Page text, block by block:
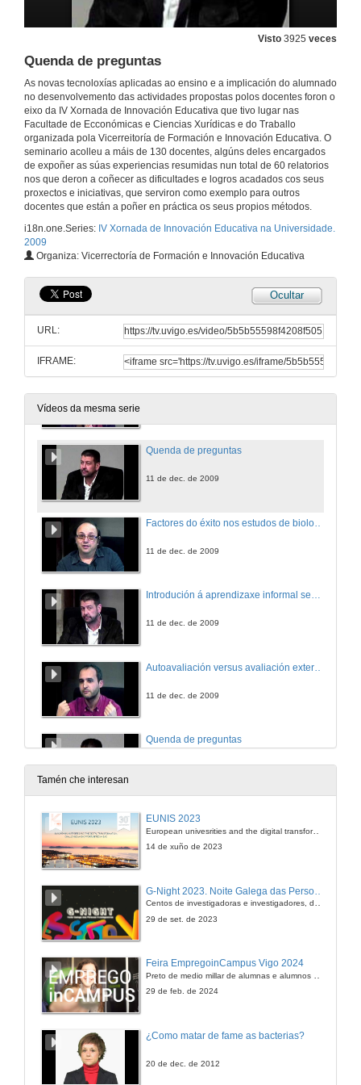
Visto 3925 veces
Quenda de preguntas
As novas tecnoloxías aplicadas ao ensino e a implicación do alumnado
no desenvolvemento das actividades propostas polos docentes foron o
eixo da IV Xornada de Innovación Educativa que tivo lugar nas
Facultade de Ecconómicas e Ciencias Xurídicas e do Traballo
organizada pola Vicerreitoría de Formación e Innovación Educativa. O
seminario acolleu a máis de 130 docentes, algúns deles encargados
de expoñer as súas experiencias resumidas nun total de 60 relatorios
nos que deron a coñecer as dificultades e logros acadados cos seus
proxectos e iniciativas, que serviron como exemplo para outros
docentes que están a poñer en práctica os seus propios métodos.
i18n.one.Series: IV Xornada de Innovación Educativa na Universidade.
2009
Organiza: Vicerrectoría de Formación e Innovación Educativa
Ocultar
URL:
IFRAME:
Vídeos da mesma serie
Un exercicio de sistematización de erros e corrección de traballos do alumnado: Markin v4.
Materias multidisciplinares no EEES.
11 de dec. de 2009
Uso didáctico das actividades manipulativas: aprendizaxe do profesorado universitario.
11 de dec. de 2009
Flexibilidade metodolóxica en materias de libre elección; motivacións no alumno, matrícula necesaria e incorporación de coñecementos ao currículo.
Experiencias en ADE, Telecomunicacións, Industriais e Ciencias do Mar.
11 de dec. de 2009
Unha experiencia de análise do significado e aplicación de competencias científicas.
Quenda de preguntas
11 de dec. de 2009
11 de dec. de 2009
Introdución á aprendizaxe informal semidirixido.
11 de dec. de 2009
11 de dec. de 2009
Quenda de preguntas
11 de dec. de 2009
Tamén che interesan
EUNIS 2023
European univesrities and the digital transformation: challenges and opportunities ahead
14 de xuño de 2023
Centos de investigadoras e investigadores, decenas de actividades e sete cidades
29 de set. de 2023
Feira EmpregoinCampus Vigo 2024
29 de feb. de 2024
¿Como matar de fame as bacterias?
20 de dec. de 2012